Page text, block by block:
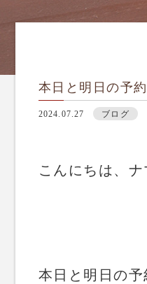
本日と明日の予
2024.07.27 ブログ
こんにちは、ナ
本日と明日の